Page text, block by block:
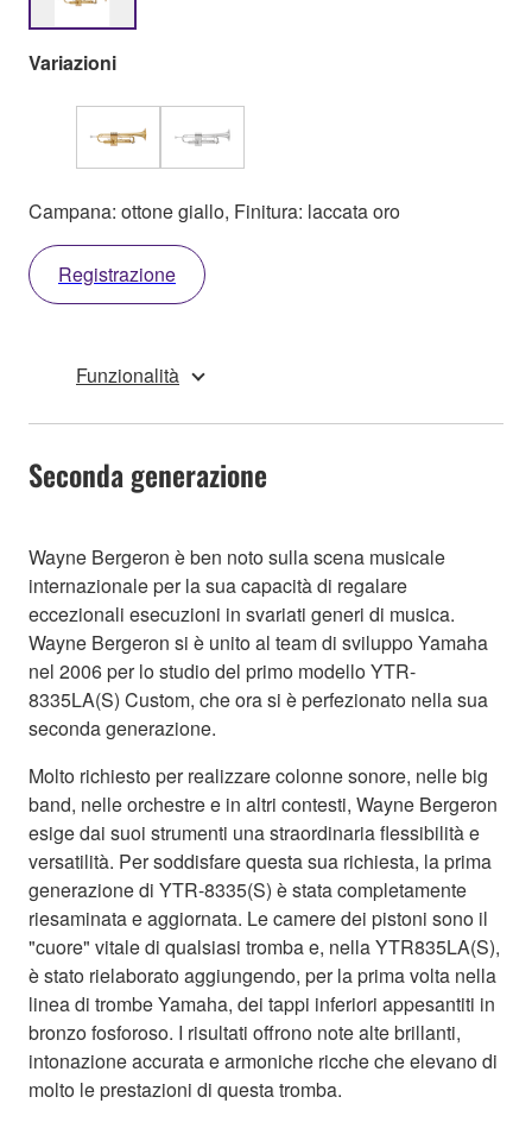
Variazioni
Campana: ottone giallo, Finitura: laccata oro
Registrazione
Funzionalità
Seconda generazione
Wayne Bergeron è ben noto sulla scena musicale
internazionale per la sua capacità di regalare
eccezionali esecuzioni in svariati generi di musica.
Wayne Bergeron si è unito al team di sviluppo Yamaha
nel 2006 per lo studio del primo modello YTR-
8335LA(S) Custom, che ora si è perfezionato nella sua
seconda generazione.
Molto richiesto per realizzare colonne sonore, nelle big
band, nelle orchestre e in altri contesti, Wayne Bergeron
esige dai suoi strumenti una straordinaria flessibilità e
versatilità. Per soddisfare questa sua richiesta, la prima
generazione di YTR-8335(S) è stata completamente
riesaminata e aggiornata. Le camere dei pistoni sono il
"cuore" vitale di qualsiasi tromba e, nella YTR835LA(S),
è stato rielaborato aggiungendo, per la prima volta nella
linea di trombe Yamaha, dei tappi inferiori appesantiti in
bronzo fosforoso. I risultati offrono note alte brillanti,
intonazione accurata e armoniche ricche che elevano di
molto le prestazioni di questa tromba.